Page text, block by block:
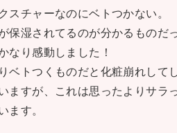
スチャーなのにベトつかない。
保湿されてるのが分かるものだ
なり感動しました！
ベトつくものだと化粧崩れして
ますが、これは思ったよりサラ
ます。